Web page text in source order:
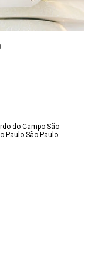
do Campo São
Paulo São Paulo